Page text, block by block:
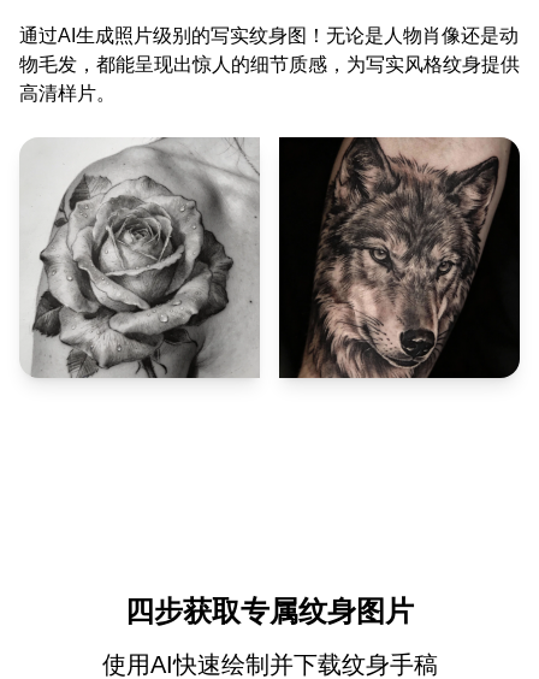
通过AI生成照片级别的写实纹身图！无论是人物肖像还是动
物毛发，都能呈现出惊人的细节质感，为写实风格纹身提供
高清样片。
四步获取专属纹身图片
使用AI快速绘制并下载纹身手稿